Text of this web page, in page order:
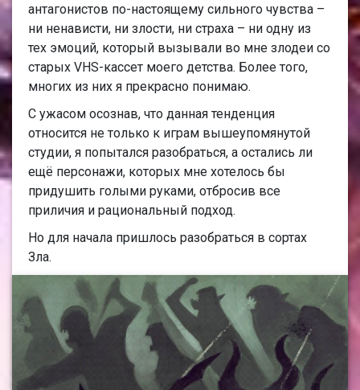
антагонистов по-настоящему сильного чувства –
ни ненависти, ни злости, ни страха – ни одну из
тех эмоций, который вызывали во мне злодеи со
старых VHS-кассет моего детства. Более того,
многих из них я прекрасно понимаю.
С ужасом осознав, что данная тенденция
относится не только к играм вышеупомянутой
студии, я попытался разобраться, а остались ли
ещё персонажи, которых мне хотелось бы
придушить голыми руками, отбросив все
приличия и рациональный подход.
Но для начала пришлось разобраться в сортах
Зла.